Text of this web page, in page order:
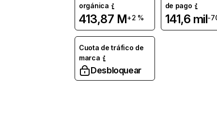
orgánica
413,87 M+2 %
de pago
141,6 mil-
Cuota de tráfico de
marca
Desbloquear